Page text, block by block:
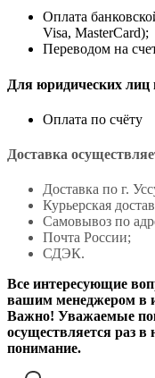
Оплата
Visa, MasterCard);
Переводом на
Для юридических
Оплата по счёту
Доставка
Доставка по г.
Курьерская
Самовывоз по
Почта России;
СДЭК.
Все интересующие
вашим менеджером в
Важно! Уважаемые
осуществляется раз в
понимание.